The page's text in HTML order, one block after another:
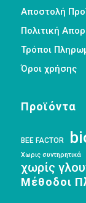
Αποστολή
Πολιτική
Τρόποι
Όροι χρήσης
Προϊόντα
BEE FACTOR
Χωρις συντηρητικά
χωρίς
Μέθοδοι